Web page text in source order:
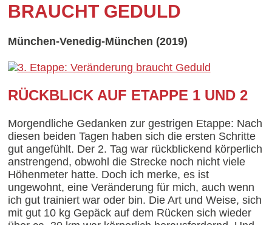
BRAUCHT GEDULD
München-Venedig-München (2019)
RÜCKBLICK AUF ETAPPE 1 UND 2
Morgendliche Gedanken zur gestrigen Etappe: Nach
diesen beiden Tagen haben sich die ersten Schritte
gut angefühlt. Der 2. Tag war rückblickend körperlich
anstrengend, obwohl die Strecke noch nicht viele
Höhenmeter hatte. Doch ich merke, es ist
ungewohnt, eine Veränderung für mich, auch wenn
ich gut trainiert war oder bin. Die Art und Weise, sich
mit gut 10 kg Gepäck auf dem Rücken sich wieder